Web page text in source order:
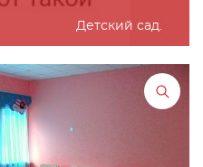
Детский сад.